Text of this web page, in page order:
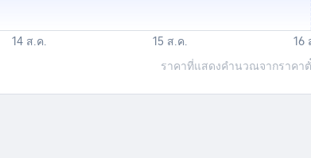
ราคาที่แสดงคำนวณจากราคา